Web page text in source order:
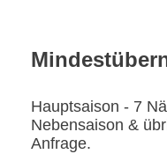
Hauptsaison - 7
Nebensaison &
Anfrage.